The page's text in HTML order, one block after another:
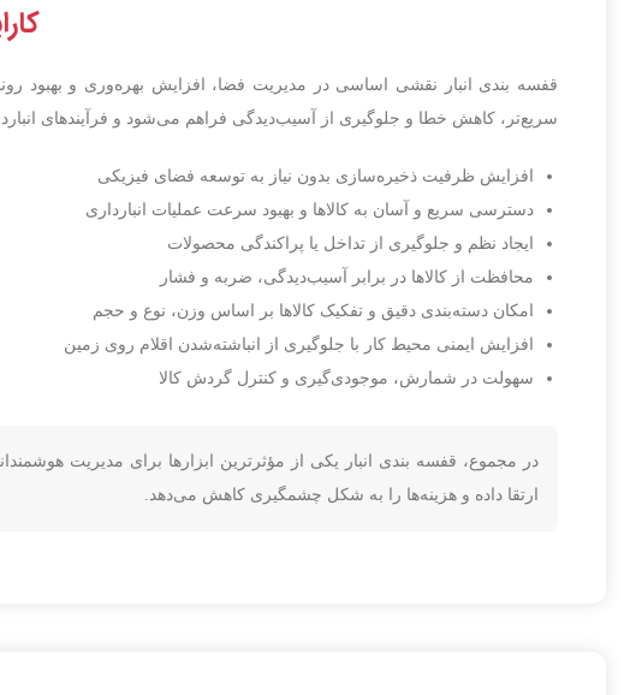
قفسه بندی انبار نقشی اساسی در مدیریت فضا، افزایش بهره‌وری و بهبود
سریع‌تر، کاهش خطا و جلوگیری از آسیب‌دیدگی فراهم می‌شود و فرآیندهای
افزایش ظرفیت ذخیره‌سازی بدون نیاز به توسعه فضای فیزیکی
دسترسی سریع و آسان به کالاها و بهبود سرعت عملیات انبارداری
ایجاد نظم و جلوگیری از تداخل یا پراکندگی محصولات
محافظت از کالاها در برابر آسیب‌دیدگی، ضربه و فشار
امکان دسته‌بندی دقیق و تفکیک کالاها بر اساس وزن، نوع و حجم
افزایش ایمنی محیط کار با جلوگیری از انباشته‌شدن اقلام روی زمین
سهولت در شمارش، موجودی‌گیری و کنترل گردش کالا
در مجموع، قفسه بندی انبار یکی از مؤثرترین ابزارها برای مدیریت
ارتقا داده و هزینه‌ها را به شکل چشمگیری کاهش می‌دهد.